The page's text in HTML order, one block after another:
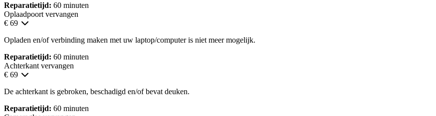
Reparatietijd: 60 minuten
Oplaadpoort vervangen
€ 69
Opladen en/of verbinding maken met uw laptop/computer is niet meer mogelijk.
Reparatietijd: 60 minuten
Achterkant vervangen
€ 69
De achterkant is gebroken, beschadigd en/of bevat deuken.
Reparatietijd: 60 minuten